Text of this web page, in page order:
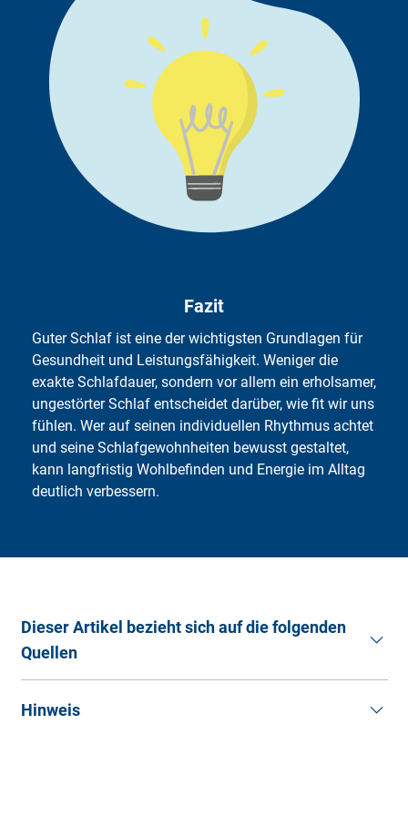
Wach-Rhythmus. Ein gleichbleibender Schlafrhythmus
beugt Problemen vor. Bei anhaltenden Schlafstörungen
oder starker Müdigkeit sollte ärztlicher Rat eingeholt
werden. Darüber hinaus empfiehlt es sich, Schlafzimmer
nach Möglichkeit abzudunkeln, um den Tag-Nacht-
Rhythmus des Körpers zu unterstützen – auch
verdunkelnde Vorhänge oder eine Schlafmaske können
hilfreich sein. Ohrstöpsel oder weißes Rauschen können
zur Lärmreduzierung beitragen, insbesondere wenn
andere Hausbewohner oder Umgebungsgeräusche den
Arbeitsphasen achten, um langfristige gesundheitliche
Belastungen zu minimieren. Eine bewusste Entspannung,
wie gezielte Atemübungen oder leichtes Stretching vor
dem Schlafengehen, fördert die Regeneration zusätzlich.
Fazit
Guter Schlaf ist eine der wichtigsten Grundlagen für
Gesundheit und Leistungsfähigkeit. Weniger die
exakte Schlafdauer, sondern vor allem ein erholsamer,
ungestörter Schlaf entscheidet darüber, wie fit wir uns
fühlen. Wer auf seinen individuellen Rhythmus achtet
und seine Schlafgewohnheiten bewusst gestaltet,
kann langfristig Wohlbefinden und Energie im Alltag
deutlich verbessern.
Dieser Artikel bezieht sich auf die folgenden
Quellen
Schlaf
Hinweis